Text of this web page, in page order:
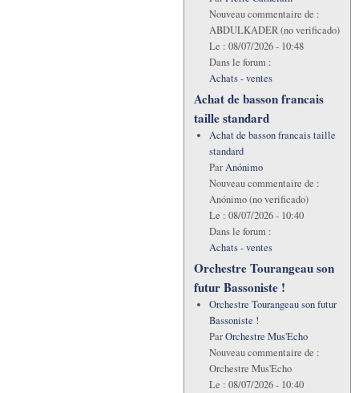
Nouveau commentaire de :
ABDULKADER (no verificado)
Le : 08/07/2026 - 10:48
Dans le forum :
Achats - ventes
Achat de basson francais
taille standard
Achat de basson francais taille
standard
ParAnónimo
Nouveau commentaire de :
Anónimo (no verificado)
Le : 08/07/2026 - 10:40
Dans le forum :
Achats - ventes
Orchestre Tourangeau son
futur Bassoniste !
Orchestre Tourangeau son futur
Bassoniste !
ParOrchestre Mus'Echo
Nouveau commentaire de :
Orchestre Mus'Echo
Le : 08/07/2026 - 10:40